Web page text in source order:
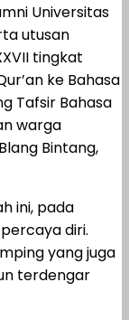
Universitas
utusan
tingkat
ke Bahasa
Tafsir Bahasa
warga
Bintang,
ini, pada
diri.
yang juga
terdengar